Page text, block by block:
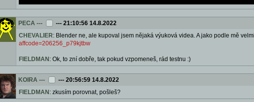
PECA --- --- 21:10:56 14.8.2022
CHEVALIER: Blender ne, ale kupoval jsem nějaká výuková videa. A jako podle mě
affcode=206256_p79kjtbw
FIELDMAN : Ok, to zní dobře, tak pokud vzpomeneš, rád testnu :)
KOIRA --- --- 20:56:59 14.8.2022
FIELDMAN : zkusím porovnat, pošleš?